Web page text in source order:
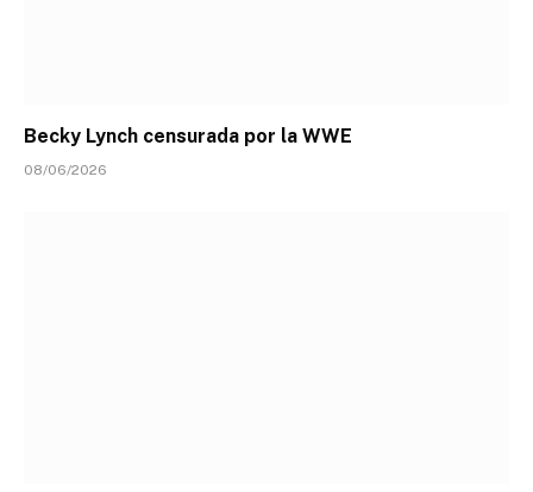
Becky Lynch censurada por la WWE
08/06/2026